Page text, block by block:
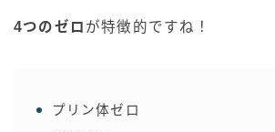
4つのゼロ が特徴的ですね！
プリン体ゼロ